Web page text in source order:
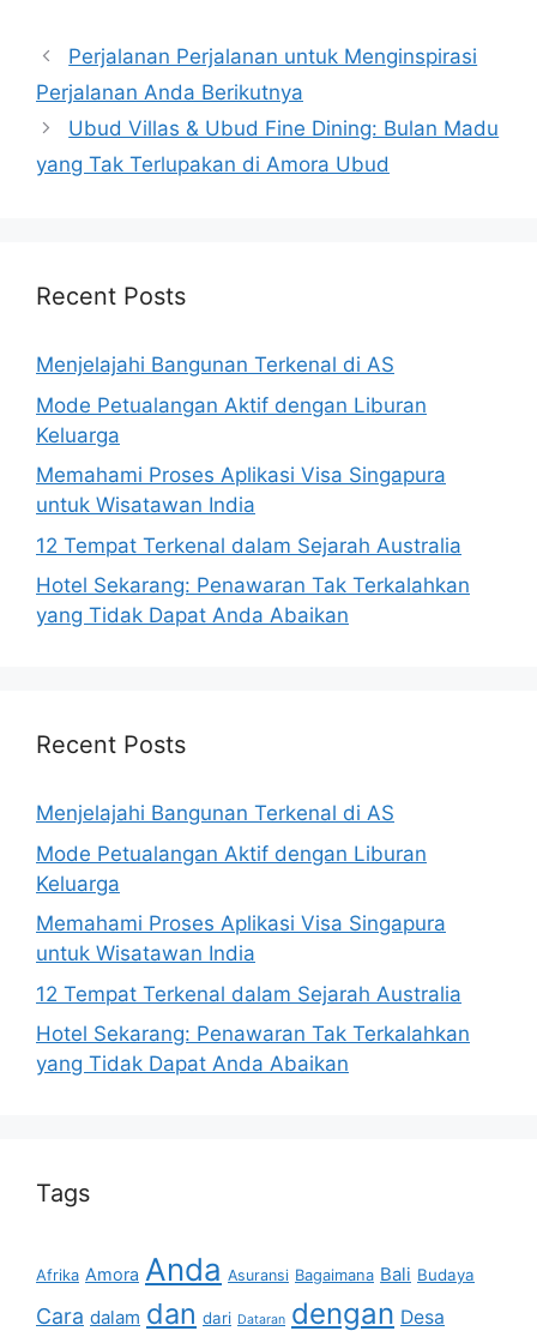
posPerjalanan Perjalanan untuk Menginspirasi
Perjalanan Anda Berikutnya
Ubud Villas & Ubud Fine Dining: Bulan Madu
yang Tak Terlupakan di Amora Ubud
Recent Posts
Menjelajahi Bangunan Terkenal di AS
Mode Petualangan Aktif dengan Liburan
Keluarga
Memahami Proses Aplikasi Visa Singapura
untuk Wisatawan India
12 Tempat Terkenal dalam Sejarah Australia
Hotel Sekarang: Penawaran Tak Terkalahkan
yang Tidak Dapat Anda Abaikan
Recent Posts
Menjelajahi Bangunan Terkenal di AS
Mode Petualangan Aktif dengan Liburan
Keluarga
Memahami Proses Aplikasi Visa Singapura
untuk Wisatawan India
12 Tempat Terkenal dalam Sejarah Australia
Hotel Sekarang: Penawaran Tak Terkalahkan
yang Tidak Dapat Anda Abaikan
Tags
Afrika Amora Anda Asuransi Bagaimana Bali Budaya
Cara dalam dan dari Dataran dengan Desa